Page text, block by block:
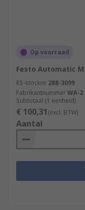
Op voorraad
Festo Automatic
RS-stocknr. 288-3099
FabrikantnummerWA-2
Subtotaal (1 eenheid)
€ 100,31(excl. BTW)
Aantal